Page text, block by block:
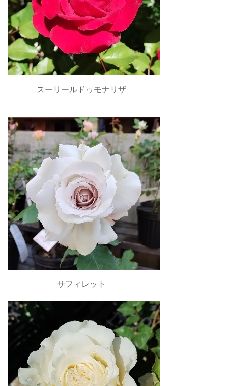
スーリールドゥモナリザ
サフィレット